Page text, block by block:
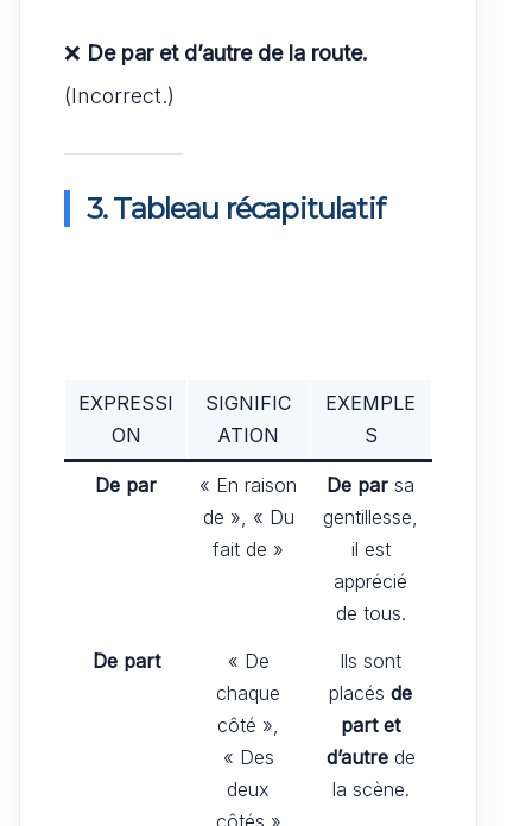
❌ De par et d’autre de la route.
(Incorrect.)
3. Tableau récapitulatif
EXPRESSI
ON
SIGNIFIC
ATION
EXEMPLE
S
De par
« En raison
de », « Du
fait de »
De par sa
gentillesse,
il est
apprécié
de tous.
De part
« De
chaque
côté »,
« Des
deux
côtés »
Ils sont
placés de
part et
d’autrede
la scène.